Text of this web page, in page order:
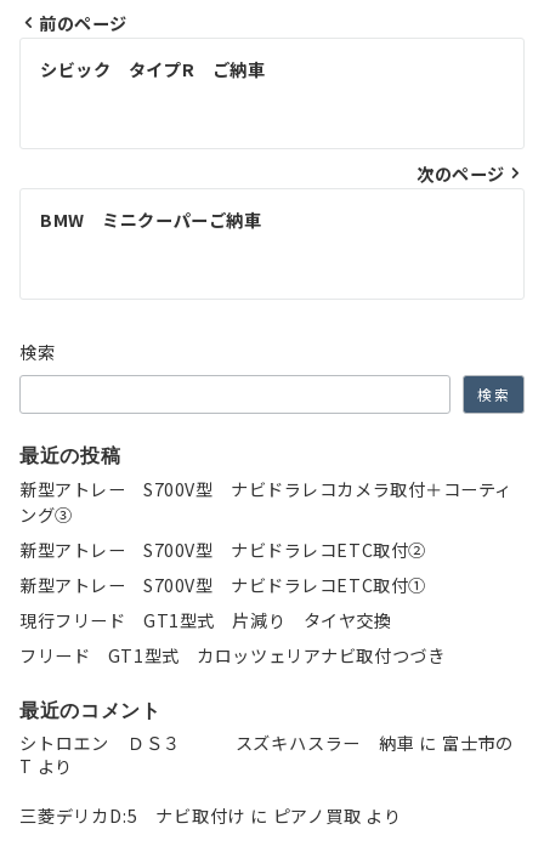
投
ビ
ゲ
シ
ョ
ン
前のページ
シビック タイプR ご納車
次のページ
BMW ミニクーパーご納車
検索
検索
最近の投稿
新型アトレー S700V型 ナビドラレコカメラ取付＋コーティ
ング③
新型アトレー S700V型 ナビドラレコETC取付②
新型アトレー S700V型 ナビドラレコETC取付①
現行フリード GT1型式 片減り タイヤ交換
フリード GT1型式 カロッツェリアナビ取付つづき
最近のコメント
シトロエン ＤＳ３ スズキハスラー 納車 に 富士市の
T より
三菱デリカD:5 ナビ取付け に ピアノ買取 より